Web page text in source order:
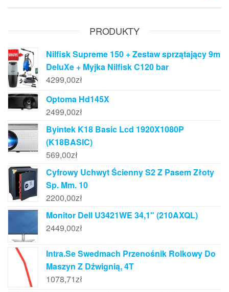
PRODUKTY
Nilfisk Supreme 150 + Zestaw sprzątający 9m
DeluXe + Myjka Nilfisk C120 bar
4299,00zł
Optoma Hd145X
2499,00zł
Byintek K18 Basic Lcd 1920X1080P
(K18BASIC)
569,00zł
Cyfrowy Uchwyt Ścienny S2 Z Pasem Złoty
Sp. Mm. 10
2200,00zł
Monitor Dell U3421WE 34,1" (210AXQL)
2449,00zł
Intra.Se Swedmach Przenośnik Rolkowy Do
Maszyn Z Dźwignią, 4T
1078,71zł